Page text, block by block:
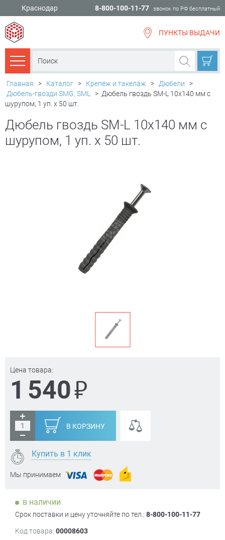
Краснодар 8-800-100-11-77 звонок по РФ бесплатный
ПУНКТЫ ВЫДАЧИ
Каталог товаров
Главная > Каталог > Крепёж и такелаж > Дюбели
>
Дюбель-гвозди SMG, SML
> Дюбель гвоздь SM-L 10х140 мм с
шурупом, 1 уп. х 50 шт.
Дюбель гвоздь SM-L 10х140 мм с
шурупом, 1 уп. х 50 шт.
Цена товара:
1 540₽
В КОРЗИНУ
Купить в 1 клик
Мы принимаем
в наличии
Срок поставки и цену уточняйте по тел.: 8-800-100-11-77
Код товара: 00008603